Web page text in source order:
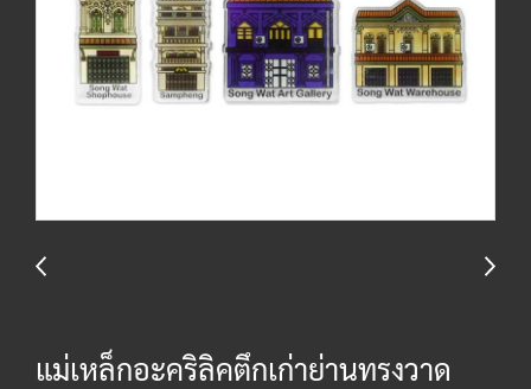
แม่เหล็กอะคริลิคตึกเก่าย่านทรงวาด